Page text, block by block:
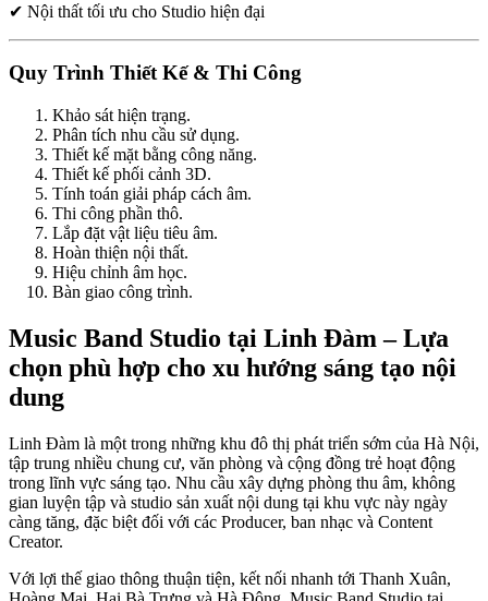
✔ Nội thất tối ưu cho Studio hiện đại
Quy Trình Thiết Kế & Thi Công
Khảo sát hiện trạng.
Phân tích nhu cầu sử dụng.
Thiết kế mặt bằng công năng.
Thiết kế phối cảnh 3D.
Tính toán giải pháp cách âm.
Thi công phần thô.
Lắp đặt vật liệu tiêu âm.
Hoàn thiện nội thất.
Hiệu chỉnh âm học.
Bàn giao công trình.
Music Band Studio tại Linh Đàm – Lựa
chọn phù hợp cho xu hướng sáng tạo nội
dung
Linh Đàm là một trong những khu đô thị phát triển sớm của Hà Nội,
tập trung nhiều chung cư, văn phòng và cộng đồng trẻ hoạt động
trong lĩnh vực sáng tạo. Nhu cầu xây dựng phòng thu âm, không
gian luyện tập và studio sản xuất nội dung tại khu vực này ngày
càng tăng, đặc biệt đối với các Producer, ban nhạc và Content
Creator.
Với lợi thế giao thông thuận tiện, kết nối nhanh tới Thanh Xuân,